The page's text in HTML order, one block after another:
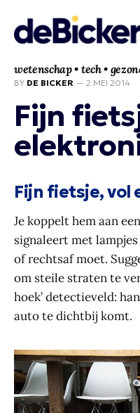
wetenschap • tech •
BY DE BICKER — 2 MEI 2014
Fijn
Fijn fietsje, vol
Je koppelt hem aan
signaleert met
of rechtsaf moet.
om steile straten te
hoek’ detectieveld:
auto te dichtbij komt.